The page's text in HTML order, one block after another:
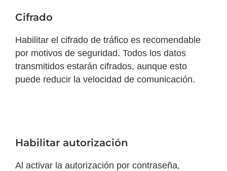
Cifrado
Habilitar el cifrado de tráfico es recomendable
por motivos de seguridad. Todos los datos
transmitidos estarán cifrados, aunque esto
puede reducir la velocidad de comunicación.
Habilitar autorización
Al activar la autorización por contraseña,